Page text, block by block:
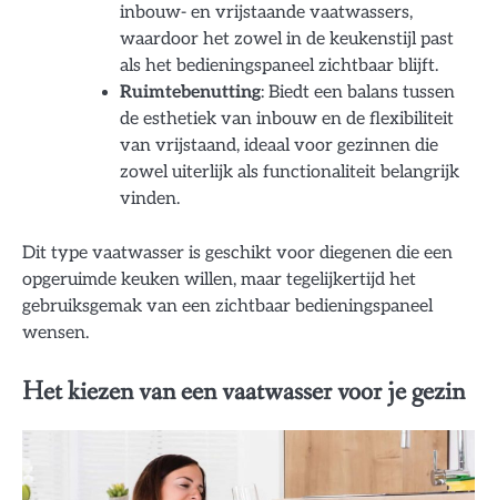
inbouw- en vrijstaande vaatwassers,
waardoor het zowel in de keukenstijl past
als het bedieningspaneel zichtbaar blijft.
Ruimtebenutting: Biedt een balans tussen
de esthetiek van inbouw en de flexibiliteit
van vrijstaand, ideaal voor gezinnen die
zowel uiterlijk als functionaliteit belangrijk
vinden.
Dit type vaatwasser is geschikt voor diegenen die een
opgeruimde keuken willen, maar tegelijkertijd het
gebruiksgemak van een zichtbaar bedieningspaneel
wensen.
Het kiezen van een vaatwasser voor je gezin